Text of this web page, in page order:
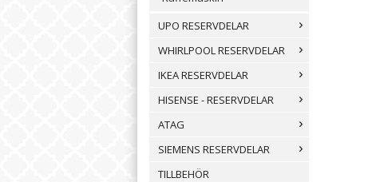
UPO RESERVDELAR
WHIRLPOOL RESERVDELAR
IKEA RESERVDELAR
HISENSE - RESERVDELAR
ATAG
SIEMENS RESERVDELAR
TILLBEHÖR